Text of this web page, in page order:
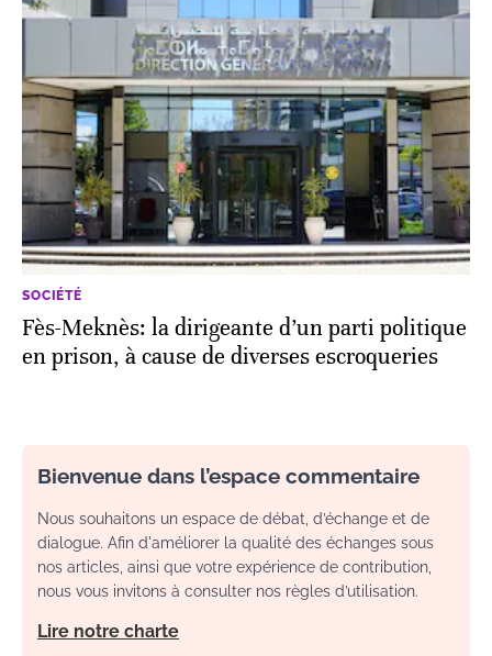
SOCIÉTÉ
Fès-Meknès: la dirigeante d’un parti politique
en prison, à cause de diverses escroqueries
Bienvenue dans l’espace commentaire
Nous souhaitons un espace de débat, d’échange et de
dialogue. Afin d'améliorer la qualité des échanges sous
nos articles, ainsi que votre expérience de contribution,
nous vous invitons à consulter nos règles d’utilisation.
Lire notre charte